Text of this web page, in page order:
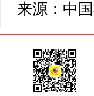
来源：中